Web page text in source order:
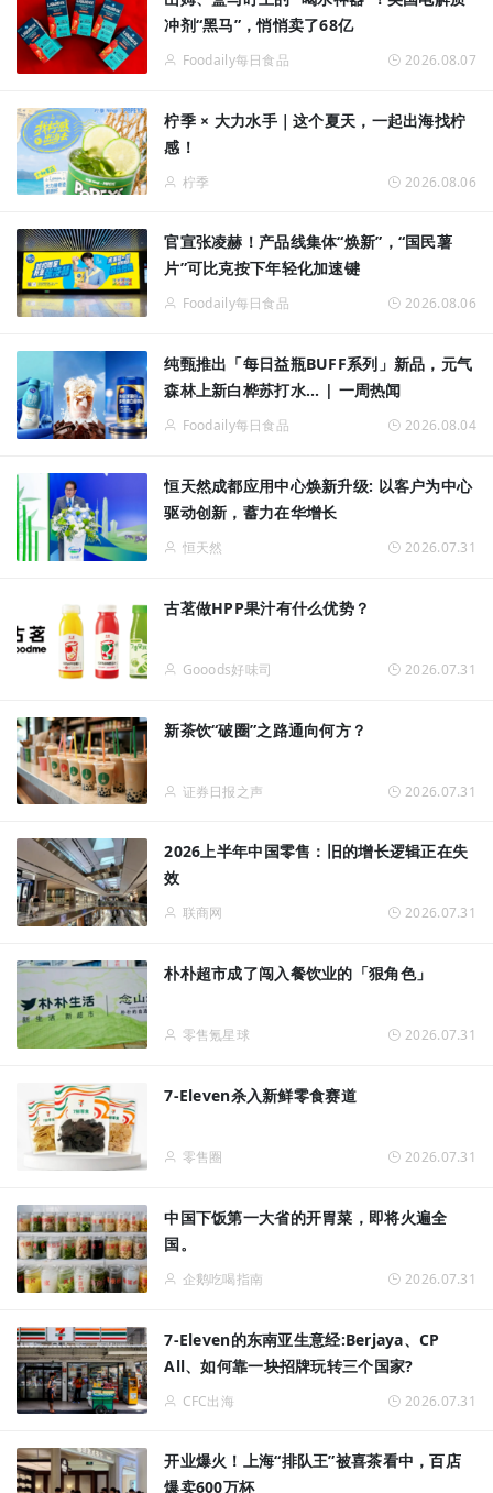
冲剂“黑马”，悄悄卖了68亿
Foodaily每日食品 2026.08.07
柠季 × 大力水手｜这个夏天，一起出海找柠
感！
柠季 2026.08.06
官宣张凌赫！产品线集体“焕新”，“国民薯
片”可比克按下年轻化加速键
Foodaily每日食品 2026.08.06
纯甄推出「每日益瓶BUFF系列」新品，元气
森林上新白桦苏打水... | 一周热闻
Foodaily每日食品 2026.08.04
恒天然成都应用中心焕新升级: 以客户为中心
驱动创新，蓄力在华增长
恒天然 2026.07.31
古茗做HPP果汁有什么优势？
Gooods好味司 2026.07.31
新茶饮“破圈”之路通向何方？
证券日报之声 2026.07.31
2026上半年中国零售：旧的增长逻辑正在失
效
联商网 2026.07.31
朴朴超市成了闯入餐饮业的「狠角色」
零售氪星球 2026.07.31
7-Eleven杀入新鲜零食赛道
零售圈 2026.07.31
中国下饭第一大省的开胃菜，即将火遍全
国。
企鹅吃喝指南 2026.07.31
7-Eleven的东南亚生意经:Berjaya、CP
All、如何靠一块招牌玩转三个国家?
CFC出海 2026.07.31
开业爆火！上海“排队王”被喜茶看中，百店
爆卖600万杯